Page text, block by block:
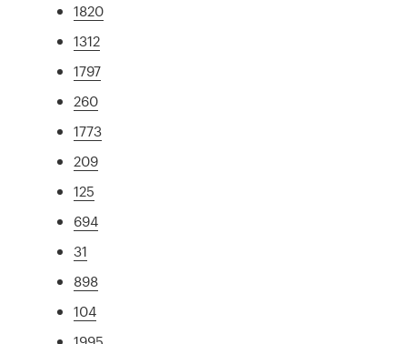
1820
1312
1797
260
1773
209
125
694
31
898
104